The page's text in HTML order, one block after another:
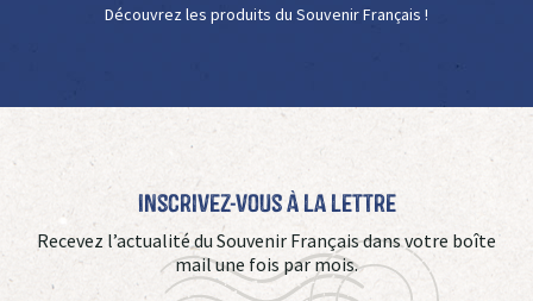
Découvrez les produits du Souvenir Français !
Inscrivez-vous à La Lettre
Recevez l’actualité du Souvenir Français dans votre boîte
mail une fois par mois.